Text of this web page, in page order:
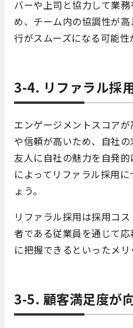
バーや上司と協力して業
め、チーム内の協調性が
行がスムーズになる可能性
3-4. リファラル採
エンゲージメントスコア
や信頼が高いため、自社
友人に自社の魅力を自発
によってリファラル採用
ょう。
リファラル採用は採用コ
者である従業員を通じて
に把握できるといったメリ
3-5. 顧客満足度が